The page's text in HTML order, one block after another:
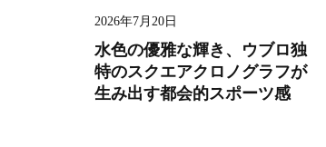
ビ
ゲ
ー
シ
2026年7月20日
水色の優雅な輝き、ウブロ独
特のスクエアクロノグラフが
生み出す都会的スポーツ感